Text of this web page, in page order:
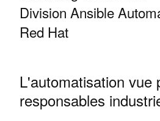
Division Ansible
Red Hat
L'automatisation vue
responsables